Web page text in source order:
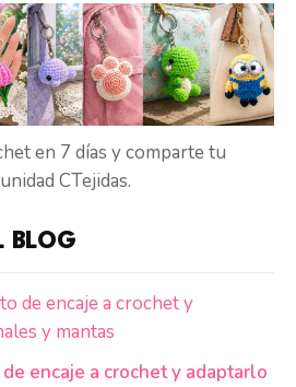
en 7 días y comparte tu
CTejidas.
BLOG
encaje a crochet y adaptarlo